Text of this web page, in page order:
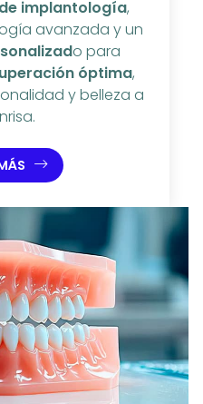
implantología,
avanzada y un
o para
óptima,
y belleza a